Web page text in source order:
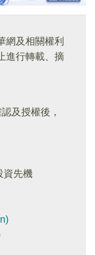
網及相關權利
進行轉載、摘
及授權後，
資先機